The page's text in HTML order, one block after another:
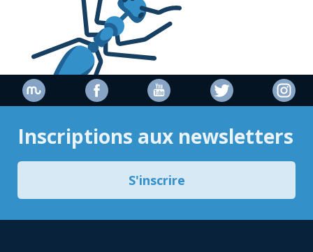
Inscriptions aux newsletters
S'inscrire